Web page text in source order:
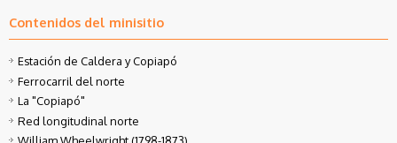
Contenidos del minisitio
Estación de Caldera y Copiapó
Ferrocarril del norte
La "Copiapó"
Red longitudinal norte